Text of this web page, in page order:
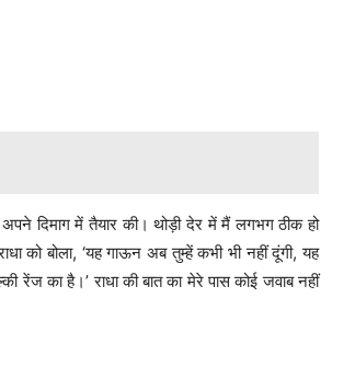
दिमाग में तैयार की। थोड़ी देर में मैं लगभग ठीक हो
बोला, ‘यह गाऊन अब तुम्हें कभी भी नहीं दूंगी, यह
रेंज का है।’ राधा की बात का मेरे पास कोई जवाब नहीं